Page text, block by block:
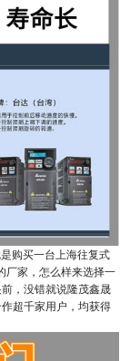
购买一台上海往复式
厂家，怎么样来选择一
，没错就说隆茂鑫晟
超千家用户，均获得